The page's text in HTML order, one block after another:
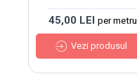
45,00 LEI per metru
Vezi produsul